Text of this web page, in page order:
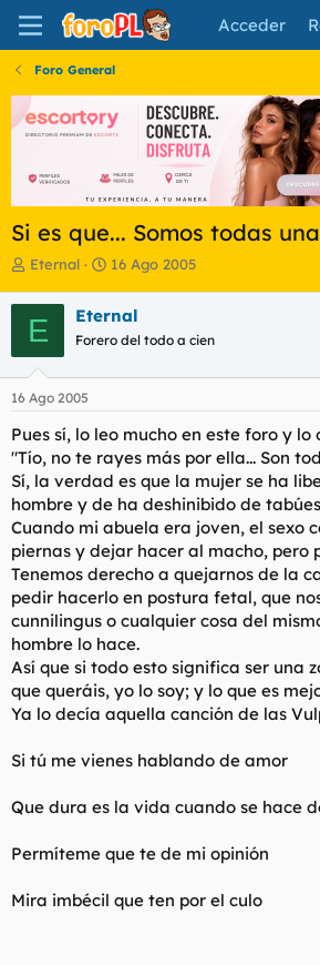
Acceder
Foro General
Si es que... Somos todas
I
i
c
i
a
d
o
d
e
l
t
e
a
Eternal
F
h
a
e
i
c
i
o
16 Ago 2005
E Eternal
Forero del todo a cien
16 Ago 2005
Pues sí, lo leo mucho en este foro y
"Tío, no te rayes más por ella... Son
Sí, la verdad es que la mujer se ha
hombre y de ha deshinibido de
Cuando mi abuela era joven, el sexo
piernas y dejar hacer al macho, pero
Tenemos derecho a quejarnos de la
pedir hacerlo en postura fetal, que
cunnilingus o cualquier cosa del
hombre lo hace.
Así que si todo esto significa ser una
que queráis, yo lo soy; y lo que es
Ya lo decía aquella canción de las
Si tú me vienes hablando de amor
Que dura es la vida cuando se hace
Permíteme que te de mi opinión
Mira imbécil que ten por el culo